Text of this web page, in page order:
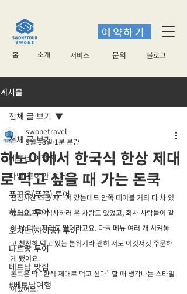
홈 소개 서비스 ​문의 블로그
예약하기
게시물
전체 글 보기
베트남 여행지
다낭 호이안 투어
푸꾸옥(푸꼭) 투어
하노이 투어
호치민(사이공) 투어
나트랑 투어
베트남 맛집
#베트남여행
전체 글 보기
하노이에서 한국식 한상 제대
로 먹고 싶을 때 가는 돈쿡
swonetravel
5월 18일 1분 분량
점심시간 조금 지나서 갔는데도 안쪽 테이블 거의 다 차 있
었어요.혼자 식사하러 온 사람도 있었고, 회사 사람들이 같
이 밥 먹는 자리도 많더라고요. 다들 메뉴 여러 개 시켜놓
고 천천히 먹고 있는 분위기라 괜히 저도 이것저것 주문하
게 됐어요.
돈쿡은 딱 “한식 제대로 먹고 싶다” 할 때 생각나는 스타일
이었어요.